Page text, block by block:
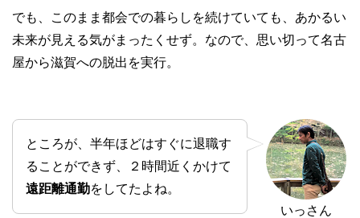
でも、このまま都会での暮らしを続けていても、あかるい
未来が見える気がまったくせず。なので、思い切って名古
屋から滋賀への脱出を実行。
いっさん
ところが、半年ほどはすぐに退職す
ることができず、２時間近くかけて
遠距離通勤をしてたよね。